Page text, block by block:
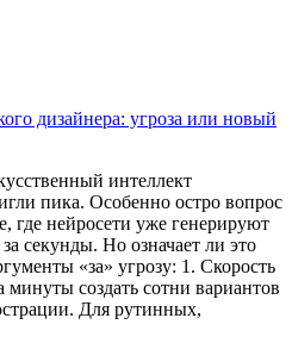
дизайнера: угроза или новый
интеллект
пика. Особенно остро вопрос
где нейросети уже генерируют
секунды. Но означает ли это
«за» угрозу: 1. Скорость
создать сотни вариантов
Для рутинных,